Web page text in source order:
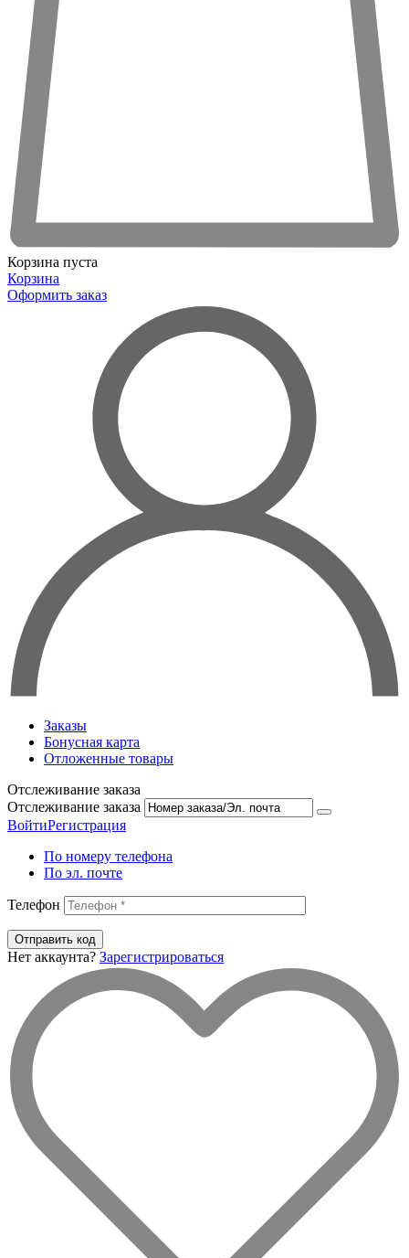
Корзина пуста
Корзина
Оформить заказ
Заказы
Бонусная карта
Отложенные товары
Отслеживание заказа
Отслеживание заказа
ВойтиРегистрация
По номеру телефона
По эл. почте
Телефон
Отправить код
Нет аккаунта? Зарегистрироваться